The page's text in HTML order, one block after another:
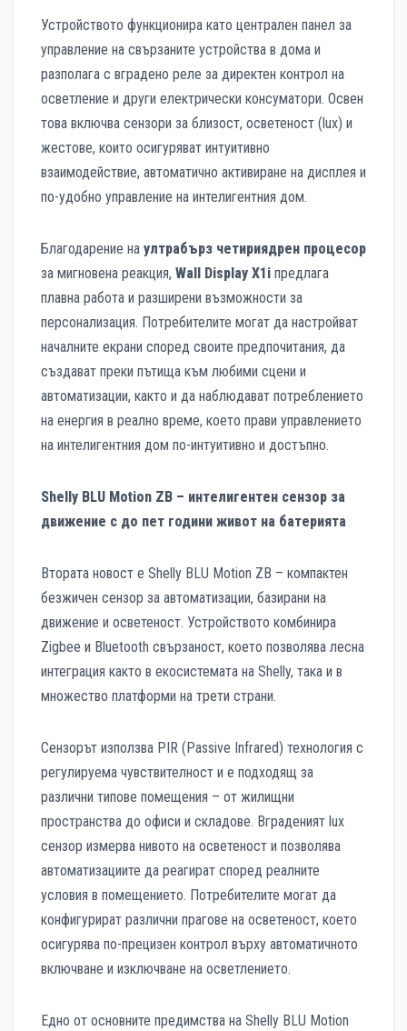
Устройството функционира като централен панел за
управление на свързаните устройства в дома и
разполага с вградено реле за директен контрол на
осветление и други електрически консуматори. Освен
това включва сензори за близост, осветеност (lux) и
жестове, които осигуряват интуитивно
взаимодействие, автоматично активиране на дисплея и
по-удобно управление на интелигентния дом.
Благодарение на ултрабърз четириядрен процесор
за мигновена реакция, Wall Display X1i предлага
плавна работа и разширени възможности за
персонализация. Потребителите могат да настройват
началните екрани според своите предпочитания, да
създават преки пътища към любими сцени и
автоматизации, както и да наблюдават потреблението
на енергия в реално време, което прави управлението
на интелигентния дом по-интуитивно и достъпно.
Shelly BLU Motion ZB – интелигентен сензор за
движение с до пет години живот на батерията
Втората новост е Shelly BLU Motion ZB – компактен
безжичен сензор за автоматизации, базирани на
движение и осветеност. Устройството комбинира
Zigbee и Bluetooth свързаност, което позволява лесна
интеграция както в екосистемата на Shelly, така и в
множество платформи на трети страни.
Сензорът използва PIR (Passive Infrared) технология с
регулируема чувствителност и е подходящ за
различни типове помещения – от жилищни
пространства до офиси и складове. Вграденият lux
сензор измерва нивото на осветеност и позволява
автоматизациите да реагират според реалните
условия в помещението. Потребителите могат да
конфигурират различни прагове на осветеност, което
осигурява по-прецизен контрол върху автоматичното
включване и изключване на осветлението.
Едно от основните предимства на Shelly BLU Motion